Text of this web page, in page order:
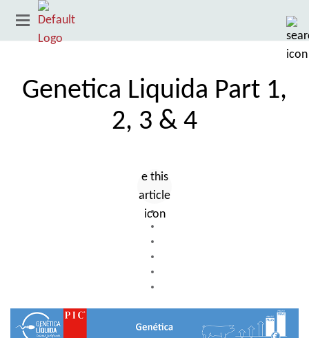
Genetica Liquida Part 1,
2, 3 & 4